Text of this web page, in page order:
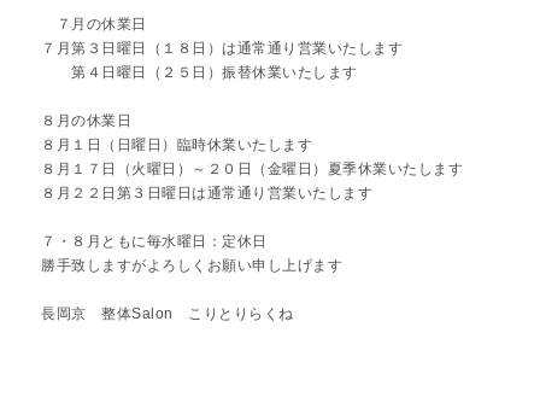
７月の休業日
７月第３日曜日（１８日）は通常通り営業いたします
第４日曜日（２５日）振替休業いたします
８月の休業日
８月１日（日曜日）臨時休業いたします
８月１７日（火曜日）～２０日（金曜日）夏季休業いたします
８月２２日第３日曜日は通常通り営業いたします
７・８月ともに毎水曜日：定休日
勝手致しますがよろしくお願い申し上げます
長岡京 整体Salon こりとりらくね